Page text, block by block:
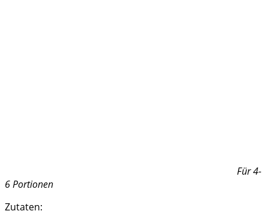
Für 4-
6 Portionen
Zutaten: